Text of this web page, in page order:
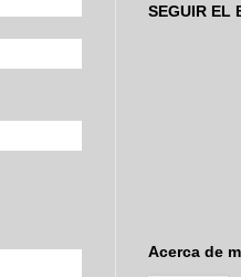
SEGUIR EL
Acerca de